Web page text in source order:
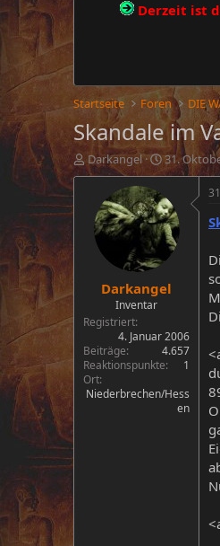
Derzeit ist
Startseite Foren DIE
Skandale im
E
r
Darkangel
E
r
t
e
l
a
31.
Darkangel
Inventar
Registriert
4. Januar 2006
Beiträge
4.657
Reaktionspunkte
1
Ort
Niederbrechen/Hess
en